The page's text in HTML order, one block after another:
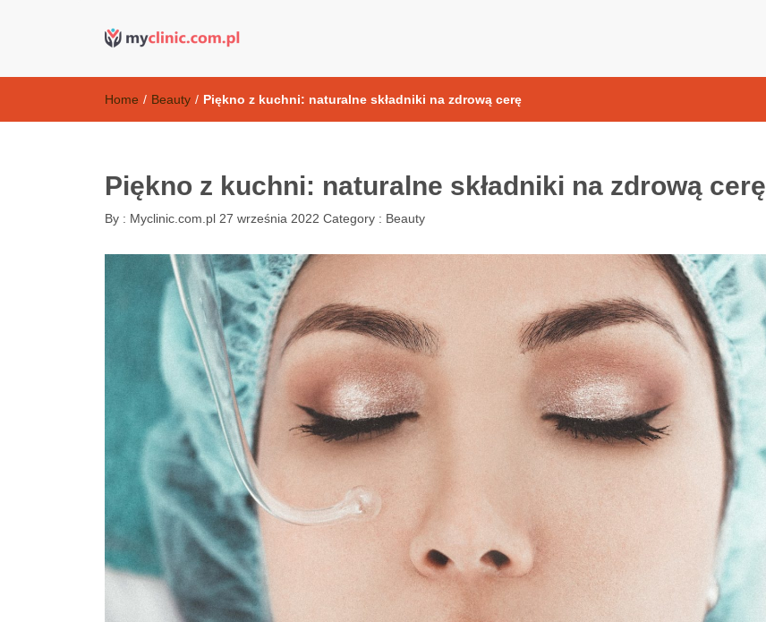
Home / Beauty / Piękno z kuchni: naturalne składniki na zdrową cerę
Piękno z kuchni: naturalne składniki na zdrową cerę
By : Myclinic.com.pl 27 września 2022 Category : Beauty